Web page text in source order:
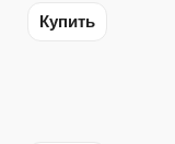
Купить